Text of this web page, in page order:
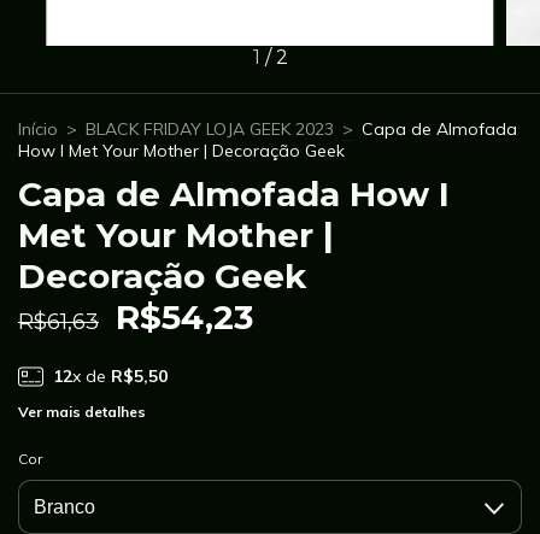
1 /2
Início > BLACK FRIDAY LOJA GEEK 2023 > Capa de Almofada
How I Met Your Mother | Decoração Geek
Capa de Almofada How I
Met Your Mother |
Decoração Geek
R$61,63 R$54,23
12x de R$5,50
Ver mais detalhes
Cor